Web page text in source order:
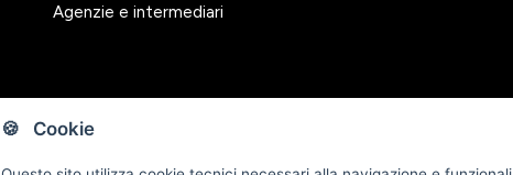
🍪 Cookie
Agenzie e intermediari